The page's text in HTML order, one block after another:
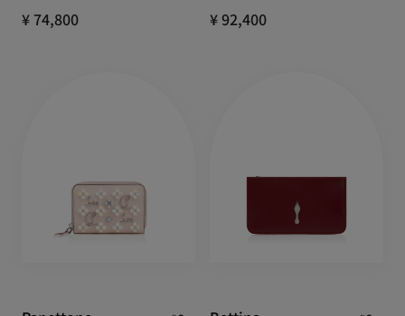
¥ 74,800 ¥ 92,400